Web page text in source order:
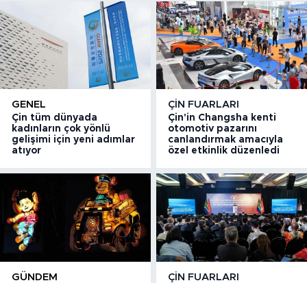
GENEL
Çin tüm dünyada
kadınların çok yönlü
gelişimi için yeni adımlar
atıyor
ÇIN FUARLARI
Çin'in Changsha kenti
otomotiv pazarını
canlandırmak amacıyla
özel etkinlik düzenledi
GÜNDEM ÇIN FUARLARI